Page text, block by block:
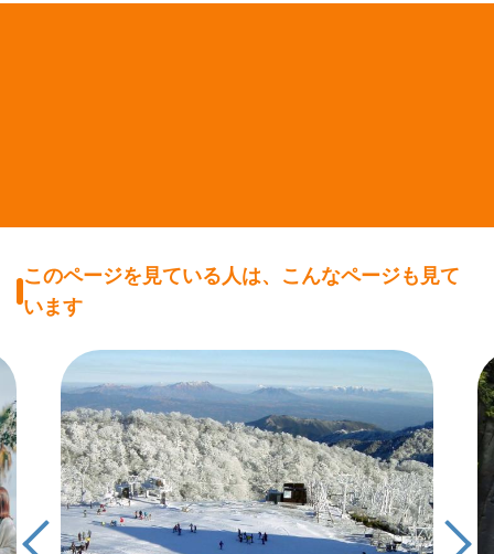
このページを見ている人は、こんなページも見て
います